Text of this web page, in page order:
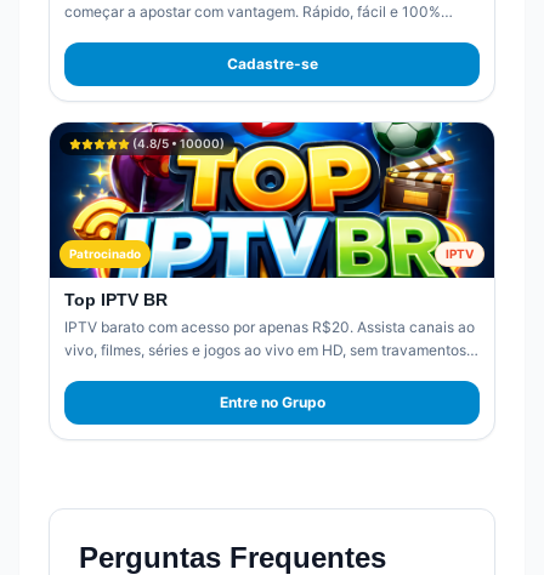
começar a apostar com vantagem. Rápido, fácil e 100%
Cadastre-se
(4.8/5 •10000)
Patrocinado IPTV
Top IPTV BR
IPTV barato com acesso por apenas R$20. Assista canais ao
vivo, filmes, séries e jogos ao vivo em HD, sem travamentos.
Entre no Grupo
Perguntas Frequentes